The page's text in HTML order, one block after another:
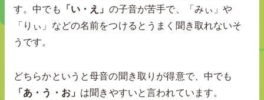
す。中でも 「い・え」 の子音が苦手で、「みぃ」や
「りぃ」などの名前をつけるとうまく聞き取れないそ
うです。
どちらかというと母音の聞き取りが得意で、中でも
「あ・う・お」 は聞きやすいと言われています。